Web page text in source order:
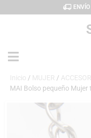
Inicio / MUJER /
MAI Bolso pequeño Mujer